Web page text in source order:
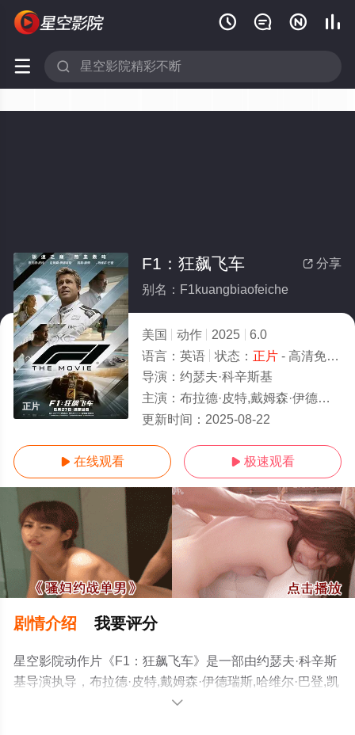
   
 
正片
 分享
F1：狂飙飞车
别名：F1kuangbiaofeiche
美国 动作 2025
6.0
语言： 英语 状态： 正片- 高清免费在线观看
导演： 约瑟夫·科辛斯基
主演： 布拉德·皮特,戴姆森·伊德瑞斯,哈维尔·巴登,凯瑞·康顿,托比亚斯·门基
更新时间： 2025-08-22
 在线观看  极速观看
剧情介绍 我要评分
星空影院动作片《F1：狂飙飞车》是一部由约瑟夫·科辛斯
基导演执导，布拉德·皮特,戴姆森·伊德瑞斯,哈维尔·巴登,凯
瑞·康顿,托比亚斯·门基斯,金·波德尼亚,萨拉·奈尔斯,维尔·梅
